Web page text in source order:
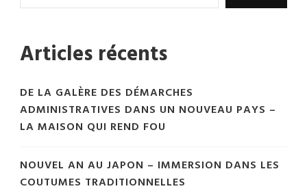
Articles récents
DE LA GALÈRE DES DÉMARCHES
ADMINISTRATIVES DANS UN NOUVEAU PAYS –
LA MAISON QUI REND FOU
NOUVEL AN AU JAPON – IMMERSION DANS LES
COUTUMES TRADITIONNELLES